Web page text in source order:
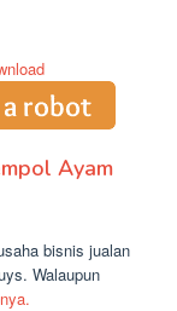
Ayam
bisnis jualan
Walaupun